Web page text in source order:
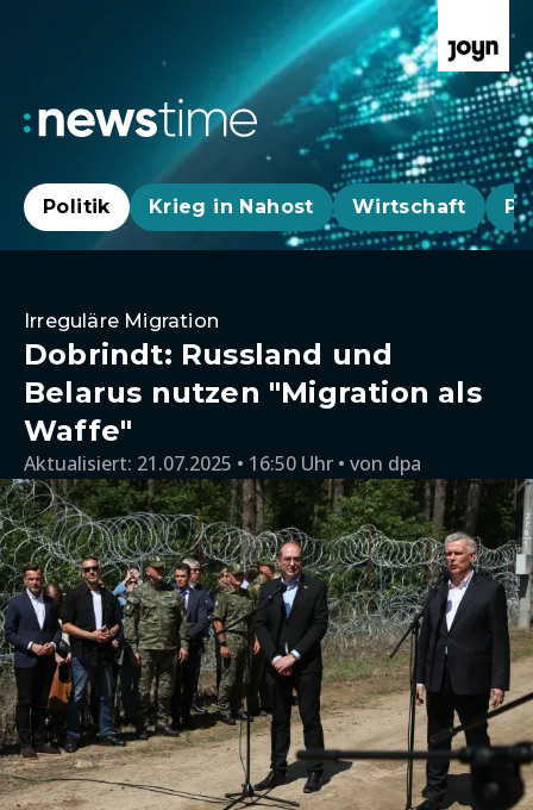
Politik Krieg in Nahost Wirtschaft
Irreguläre Migration
Dobrindt: Russland und
Belarus nutzen "Migration als
Waffe"
Aktualisiert: 21.07.2025 • 16:50 Uhr von dpa